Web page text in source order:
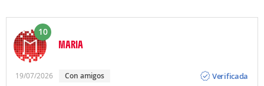
10
MARIA
19/07/2026 Con amigos
Verificada